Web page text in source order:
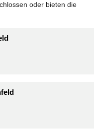
oder bieten die